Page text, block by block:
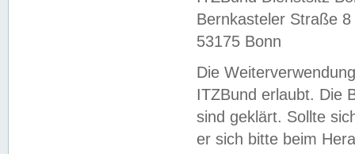
Bernkasteler Straße 8
53175 Bonn
Die
ITZBund erlaubt. Die
sind geklärt. Sollte
er sich bitte beim